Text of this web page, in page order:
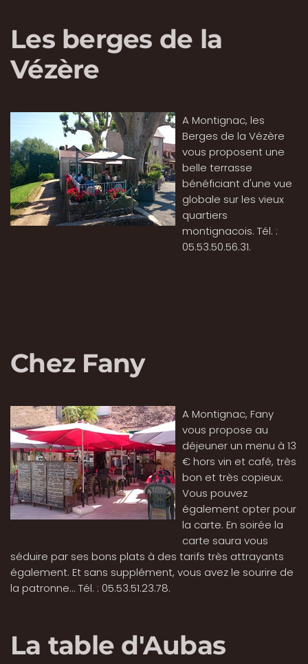
Les berges de la
Vézère
A Montignac, les
Berges de la Vézère
vous proposent une
belle terrasse
bénéficiant d'une vue
globale sur les vieux
quartiers
montignacois. Tél. :
05.53.50.56.31.
Chez Fany
A Montignac, Fany
vous propose au
déjeuner un menu à 13
€ hors vin et café, très
bon et très copieux.
Vous pouvez
également opter pour
la carte. En soirée la
carte saura vous
séduire par ses bons plats à des tarifs très attrayants
également. Et sans supplément, vous avez le sourire de
la patronne... Tél. : 05.53.51.23.78.
La table d'Aubas